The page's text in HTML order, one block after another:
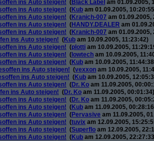
ins Auto steigen! (Black Label am 01.09.2005,
ins Auto steigen! (Kub am 01.09.2005,
ins Auto steigen! (Kranich-007 am 01.09.2005,
ins Auto steigen! (HANDY.DEALER am
ins Auto steigen! (Kranich-007 am 01.09.2005,
ins Auto steigen! (Kub am 10.09.2005, 11:23:42)
ins Auto steigen! (plotti am 10.09.2005,
ins Auto steigen! ( lowtech am 10.09.2005,
ins Auto steigen! (Kub am 10.09.2005,
ins Auto steigen! (vexxon am 10.09.2005,
ins Auto steigen! (Kub am 10.09.2005,
ins Auto steigen! (Dr. Ko am 11.09.2005,
ins Auto steigen! (Dr. Ko am 11.09.2005, 00:01:34)
ins Auto steigen! (Dr. Ko am 11.09.2005,
ins Auto steigen! (Kub am 11.09.2005,
ins Auto steigen! (Pervasive am 11.09.2005,
ins Auto steigen! (tuvix am 12.09.2005,
ins Auto steigen! (Superflo am 12.09.2005,
ins Auto steigen! (Kub am 12.09.2005,